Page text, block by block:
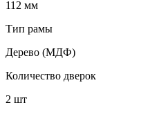
112 мм
Тип рамы
Дерево (МДФ)
Количество дверок
2 шт